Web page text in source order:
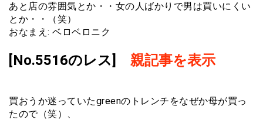
あと店の雰囲気とか・・女の人ばかりで男は買いにくい
とか・・（笑）
おなまえ: ベロベロニク
[No.5516のレス] 親記事を表示
買おうか迷っていたgreenのトレンチをなぜか母が買っ
たので（笑）、